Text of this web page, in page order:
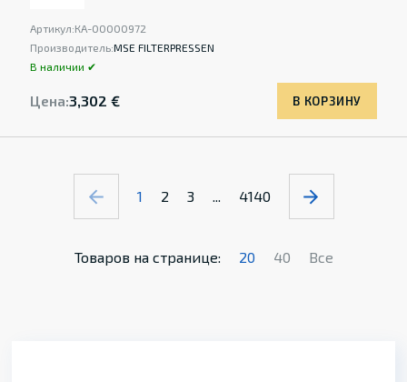
Артикул:КА-00000972
Производитель:MSE FILTERPRESSEN
В наличии ✔
Цена:3,302 € В КОРЗИНУ
1 2 3 ... 4140
Товаров на странице: 20 40 Все